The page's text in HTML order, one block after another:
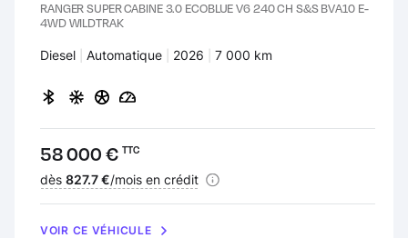
RANGER SUPER CABINE 3.0 ECOBLUE V6 240 CH S&S BVA10 E-
4WD WILDTRAK
Carburant :
Diesel Transmission :
Automatique Années :
2026 Kilomètres :
7 000 km
Prix :
58 000 € TTC
Financement :
dès 827.7 €/mois en crédit
VOIR CE VÉHICULE